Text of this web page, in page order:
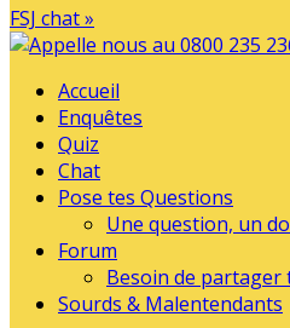
FSJ chat »
Accueil
Enquêtes
Quiz
Chat
Pose tes Questions
Une question, un
Forum
Besoin de partager
Sourds & Malentendants